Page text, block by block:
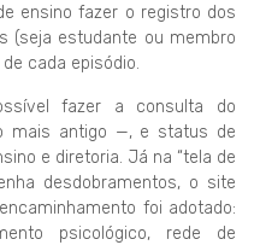
ensino fazer o registro dos
(seja estudante ou membro
cada episódio.
fazer a consulta do
mais antigo —, e status de
e diretoria. Já na “tela de
desdobramentos, o site
foi adotado:
psicológico, rede de